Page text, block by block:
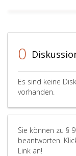
0
Es sind keine
vorhanden.
Sie können zu §
beantworten.
Link an!